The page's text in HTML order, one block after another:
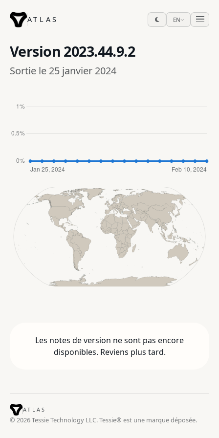
ATLAS EN
Version 2023.44.9.2
Sortie le 25 janvier 2024
Les notes de version ne sont pas encore
disponibles. Reviens plus tard.
ATLAS
© 2026 Tessie Technology LLC. Tessie® est une marque déposée.